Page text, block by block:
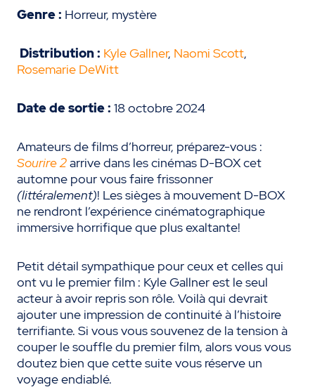
Genre : Horreur, mystère
Distribution : Kyle Gallner, Naomi Scott,
Rosemarie DeWitt
Date de sortie : 18 octobre 2024
Amateurs de films d’horreur, préparez-vous :
Sourire 2arrive dans les cinémas D-BOX cet
automne pour vous faire frissonner
(littéralement)! Les sièges à mouvement D-BOX
ne rendront l’expérience cinématographique
immersive horrifique que plus exaltante!
Petit détail sympathique pour ceux et celles qui
ont vu le premier film : Kyle Gallner est le seul
acteur à avoir repris son rôle. Voilà qui devrait
ajouter une impression de continuité à l’histoire
terrifiante. Si vous vous souvenez de la tension à
couper le souffle du premier film, alors vous vous
doutez bien que cette suite vous réserve un
voyage endiablé.